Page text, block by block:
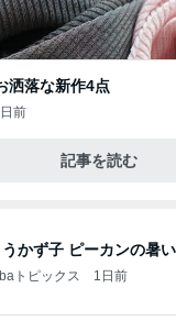
洒落な新作4点
前
記事を読む
かず子 ピーカンの暑
トピックス 1日前